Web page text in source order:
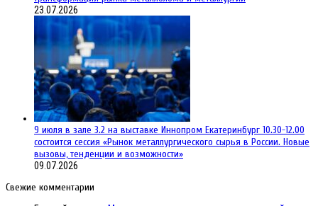
23.07.2026
9 июля в зале 3.2 на выставке Иннопром Екатеринбург 10.30-12.00
состоится сессия «Рынок металлургического сырья в России. Новые
вызовы, тенденции и возможности»
09.07.2026
Свежие комментарии